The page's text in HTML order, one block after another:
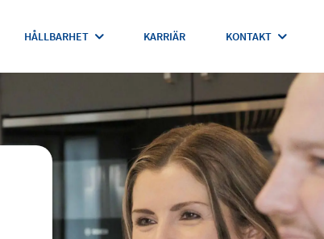
HÅLLBARHET KARRIÄR KONTAKT